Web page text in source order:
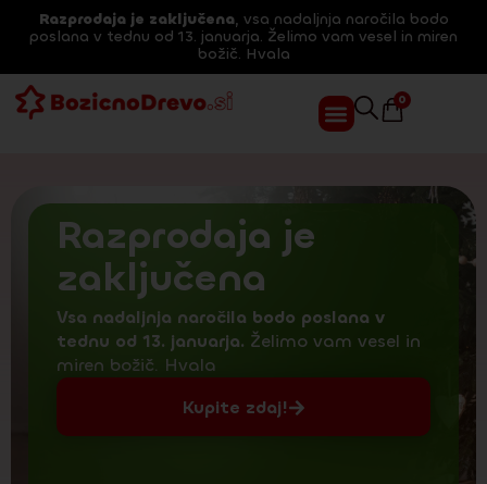
Razprodaja je zaključena, vsa nadaljnja naročila bodo
poslana v tednu od 13. januarja. Želimo vam vesel in miren
božič. Hvala
0
Razprodaja je
zaključena
Vsa nadaljnja naročila bodo poslana v
tednu od 13. januarja. Želimo vam vesel in
miren božič. Hvala
Kupite zdaj!